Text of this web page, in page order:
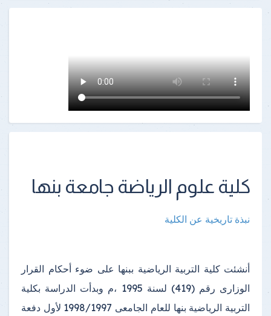
كلية علوم الرياضة جامعة بنها
نبذة تاريخية عن الكلية
أنشئت كلية التربية الرياضية ببنها على ضوء أحكام القرار
الوزارى رقم (419) لسنة 1995 ،م وبدأت الدراسة بكلية
التربية الرياضية بنها للعام الجامعى 1998/1997 لأول دفعة